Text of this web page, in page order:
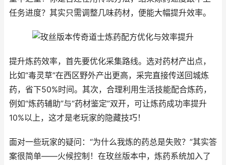
任务进度？其实只需调整几味药材，便能大幅提升效率。
提升炼药效率，首先要优化采集路线。选对药材产出点，
比如“毒灵草”在西区野外产出更高，采完直接传送回城炼
药，省下50%时间。其次，合理利用生活技能配合炼药，
例如“炼药辅助”与“药材鉴定”双开，可让炼药成功率提升
10%以上，这才是老玩家的隐藏技巧！
面对一些玩家的疑问：“为什么我炼的药总是失败？”其实答
案很简单——火候控制！在玫丝版本中，炼药系统加入了